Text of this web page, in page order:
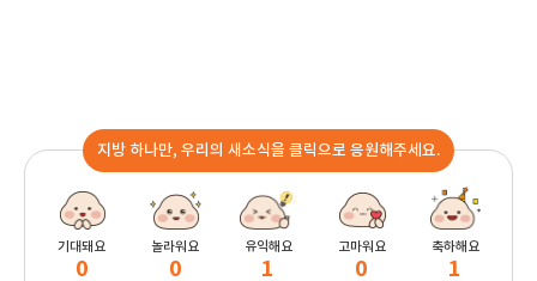
지방 하나만, 우리의 새소식을 클릭으로 응원해주세요.
기대돼요
0
놀라워요
0
유익해요
1
고마워요
0
축하해요
1